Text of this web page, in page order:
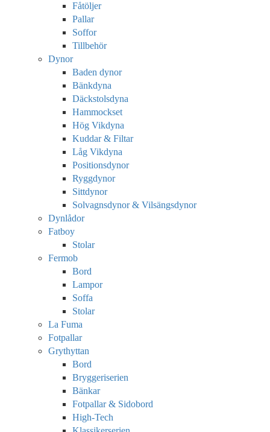
Fåtöljer
Pallar
Soffor
Tillbehör
Dynor
Baden dynor
Bänkdyna
Däckstolsdyna
Hammockset
Hög Vikdyna
Kuddar & Filtar
Låg Vikdyna
Positionsdynor
Ryggdynor
Sittdynor
Solvagnsdynor & Vilsängsdynor
Dynlådor
Fatboy
Stolar
Fermob
Bord
Lampor
Soffa
Stolar
La Fuma
Fotpallar
Grythyttan
Bord
Bryggeriserien
Bänkar
Fotpallar & Sidobord
High-Tech